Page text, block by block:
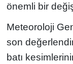
önemli bir
Meteoroloji
son
batı